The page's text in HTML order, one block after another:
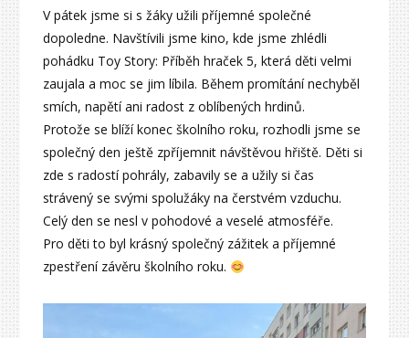
V pátek jsme si s žáky užili příjemné společné
dopoledne. Navštívili jsme kino, kde jsme zhlédli
pohádku Toy Story: Příběh hraček 5, která děti velmi
zaujala a moc se jim líbila. Během promítání nechyběl
smích, napětí ani radost z oblíbených hrdinů.
Protože se blíží konec školního roku, rozhodli jsme se
společný den ještě zpříjemnit návštěvou hřiště. Děti si
zde s radostí pohrály, zabavily se a užily si čas
strávený se svými spolužáky na čerstvém vzduchu.
Celý den se nesl v pohodové a veselé atmosféře.
Pro děti to byl krásný společný zážitek a příjemné
zpestření závěru školního roku.